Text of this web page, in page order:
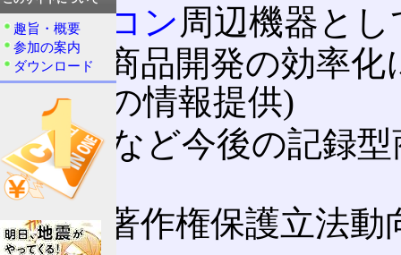
パソコン周辺機器と
各社商品開発の効率
などの情報提供)
+RWなど今後の記録
討
各国著作権保護立法
趣旨・概要
参加の案内
ダウンロード